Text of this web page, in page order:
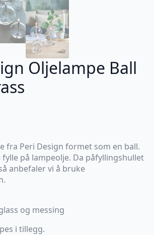
Oljelampe Ball
fra Peri Design formet som en ball.
på lampeolje. Da påfyllingshullet
anbefaler vi å bruke
og messing
i tillegg.